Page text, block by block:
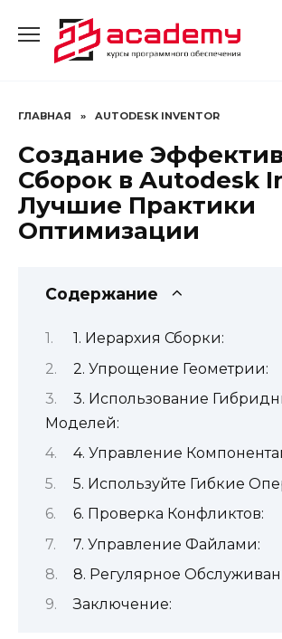
содержанию
ГЛАВНАЯ » AUTODESK INVENTOR
Создание
Сборок в Autodesk
Лучшие Практики
Оптимизации
Содержание
1. Иерархия Сборки:
2. Упрощение Геометрии:
3. Использование
Моделей:
4. Управление
5. Используйте Гибкие
6. Проверка Конфликтов:
7. Управление Файлами:
8. Регулярное
Заключение: